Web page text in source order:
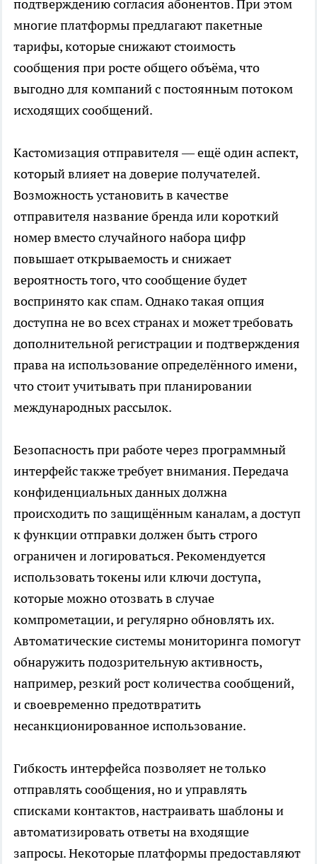
подтверждению согласия абонентов. При этом
многие платформы предлагают пакетные
тарифы, которые снижают стоимость
сообщения при росте общего объёма, что
выгодно для компаний с постоянным потоком
исходящих сообщений.
Кастомизация отправителя — ещё один аспект,
который влияет на доверие получателей.
Возможность установить в качестве
отправителя название бренда или короткий
номер вместо случайного набора цифр
повышает открываемость и снижает
вероятность того, что сообщение будет
воспринято как спам. Однако такая опция
доступна не во всех странах и может требовать
дополнительной регистрации и подтверждения
права на использование определённого имени,
что стоит учитывать при планировании
международных рассылок.
Безопасность при работе через программный
интерфейс также требует внимания. Передача
конфиденциальных данных должна
происходить по защищённым каналам, а доступ
к функции отправки должен быть строго
ограничен и логироваться. Рекомендуется
использовать токены или ключи доступа,
которые можно отозвать в случае
компрометации, и регулярно обновлять их.
Автоматические системы мониторинга помогут
обнаружить подозрительную активность,
например, резкий рост количества сообщений,
и своевременно предотвратить
несанкционированное использование.
Гибкость интерфейса позволяет не только
отправлять сообщения, но и управлять
списками контактов, настраивать шаблоны и
автоматизировать ответы на входящие
запросы. Некоторые платформы предоставляют